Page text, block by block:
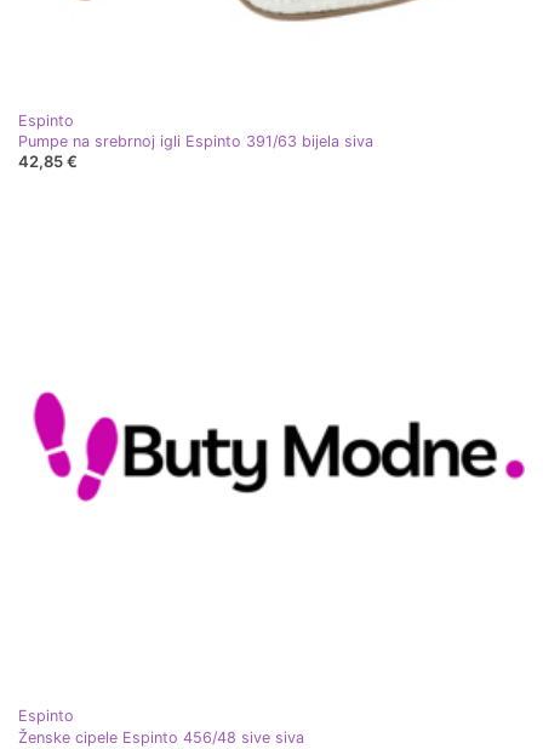
Espinto
Pumpe na srebrnoj igli Espinto 391/63 bijela siva
42,85 €
Espinto
Ženske cipele Espinto 456/48 sive siva